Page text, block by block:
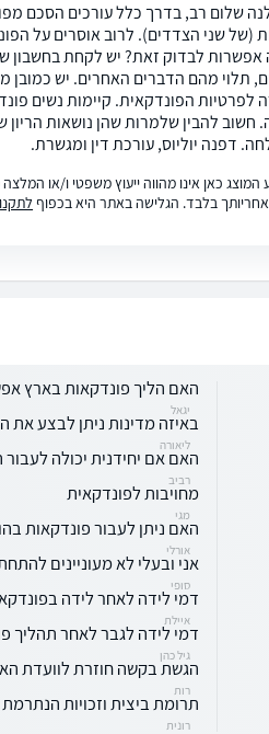
שלום רב, בדרך כלל עורכים הסכם
(של שני הצדדים). לרוב אוסרים
אפשרות לבדוק זאת? יש לקחת בחשבון
תלוי מהם הדברים האחרים. יש כמובן
לפרטיות הפונדקאית. קיימות נשים
חשוב להבין שלמרות שהן נושאות
דפנה יוליוס, עורכת דין ומגשרת.
המוצג כאן אינו מהווה ייעוץ משפטי ו/או
בלבד. הגלישה באתר היא בכפוף
האם הליך פונדקאות בארץ
יגאל
באיזה מדינות ניתן לבצע את
ליאורה
האם אם יחידנית יכולה
רביב
מחויבות לפונדקאית
מגי
האם ניתן לעבור פונדקאות
אורלי
אני ובעלי לא מעוניינים
סופי
דמי לידה לאחר לידה
איילת
דמי לידה לגבר לאחר תהליך
גיל כהן
הגשת בקשה חוזרת לוועדת
רות
תרומת ביצית וזכויות הנתרמת
רונית